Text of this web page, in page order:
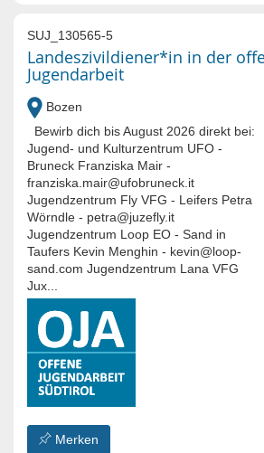
SUJ_130565-5
Landeszivildiener*in in der
Jugendarbeit
Bozen
Bewirb dich bis August 2026 direkt bei:
Jugend- und Kulturzentrum UFO -
Bruneck Franziska Mair -
franziska.mair@ufobruneck.it
Jugendzentrum Fly VFG - Leifers Petra
Wörndle - petra@juzefly.it
Jugendzentrum Loop EO - Sand in
Taufers Kevin Menghin - kevin@loop-
sand.com Jugendzentrum Lana VFG
Jux...
Merken